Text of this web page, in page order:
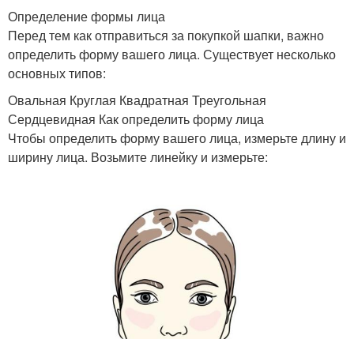
Определение формы лица
Перед тем как отправиться за покупкой шапки, важно
определить форму вашего лица. Существует несколько
основных типов:
Овальная Круглая Квадратная Треугольная
Сердцевидная Как определить форму лица
Чтобы определить форму вашего лица, измерьте длину и
ширину лица. Возьмите линейку и измерьте: